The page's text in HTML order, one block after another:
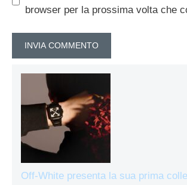
browser per la prossima volta che
Off-White presenta la sua prima